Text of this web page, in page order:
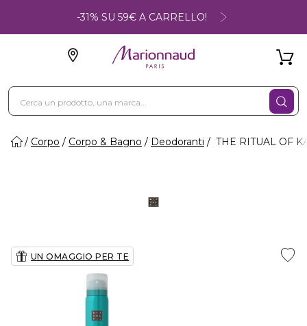
-31% SU 59€ A CARRELLO!
Corpo Corpo & Bagno Deodoranti THE RITUAL OF
UN OMAGGIO PER TE